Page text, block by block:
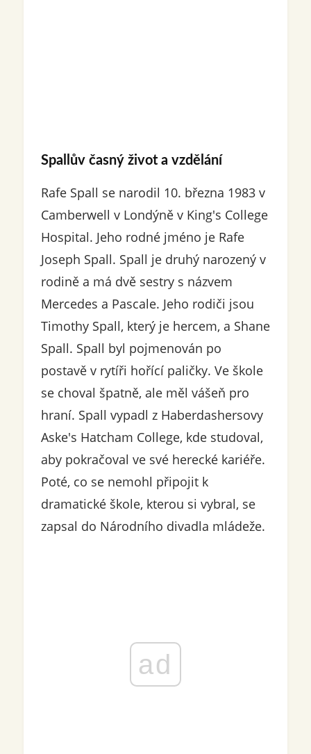
Spallův časný život a vzdělání
Rafe Spall se narodil 10. března 1983 v
Camberwell v Londýně v King's College
Hospital. Jeho rodné jméno je Rafe
Joseph Spall. Spall je druhý narozený v
rodině a má dvě sestry s názvem
Mercedes a Pascale. Jeho rodiči jsou
Timothy Spall, který je hercem, a Shane
Spall. Spall byl pojmenován po
postavě v rytíři hořící paličky. Ve škole
se choval špatně, ale měl vášeň pro
hraní. Spall vypadl z Haberdashersovy
Aske's Hatcham College, kde studoval,
aby pokračoval ve své herecké kariéře.
Poté, co se nemohl připojit k
dramatické škole, kterou si vybral, se
zapsal do Národního divadla mládeže.
ad